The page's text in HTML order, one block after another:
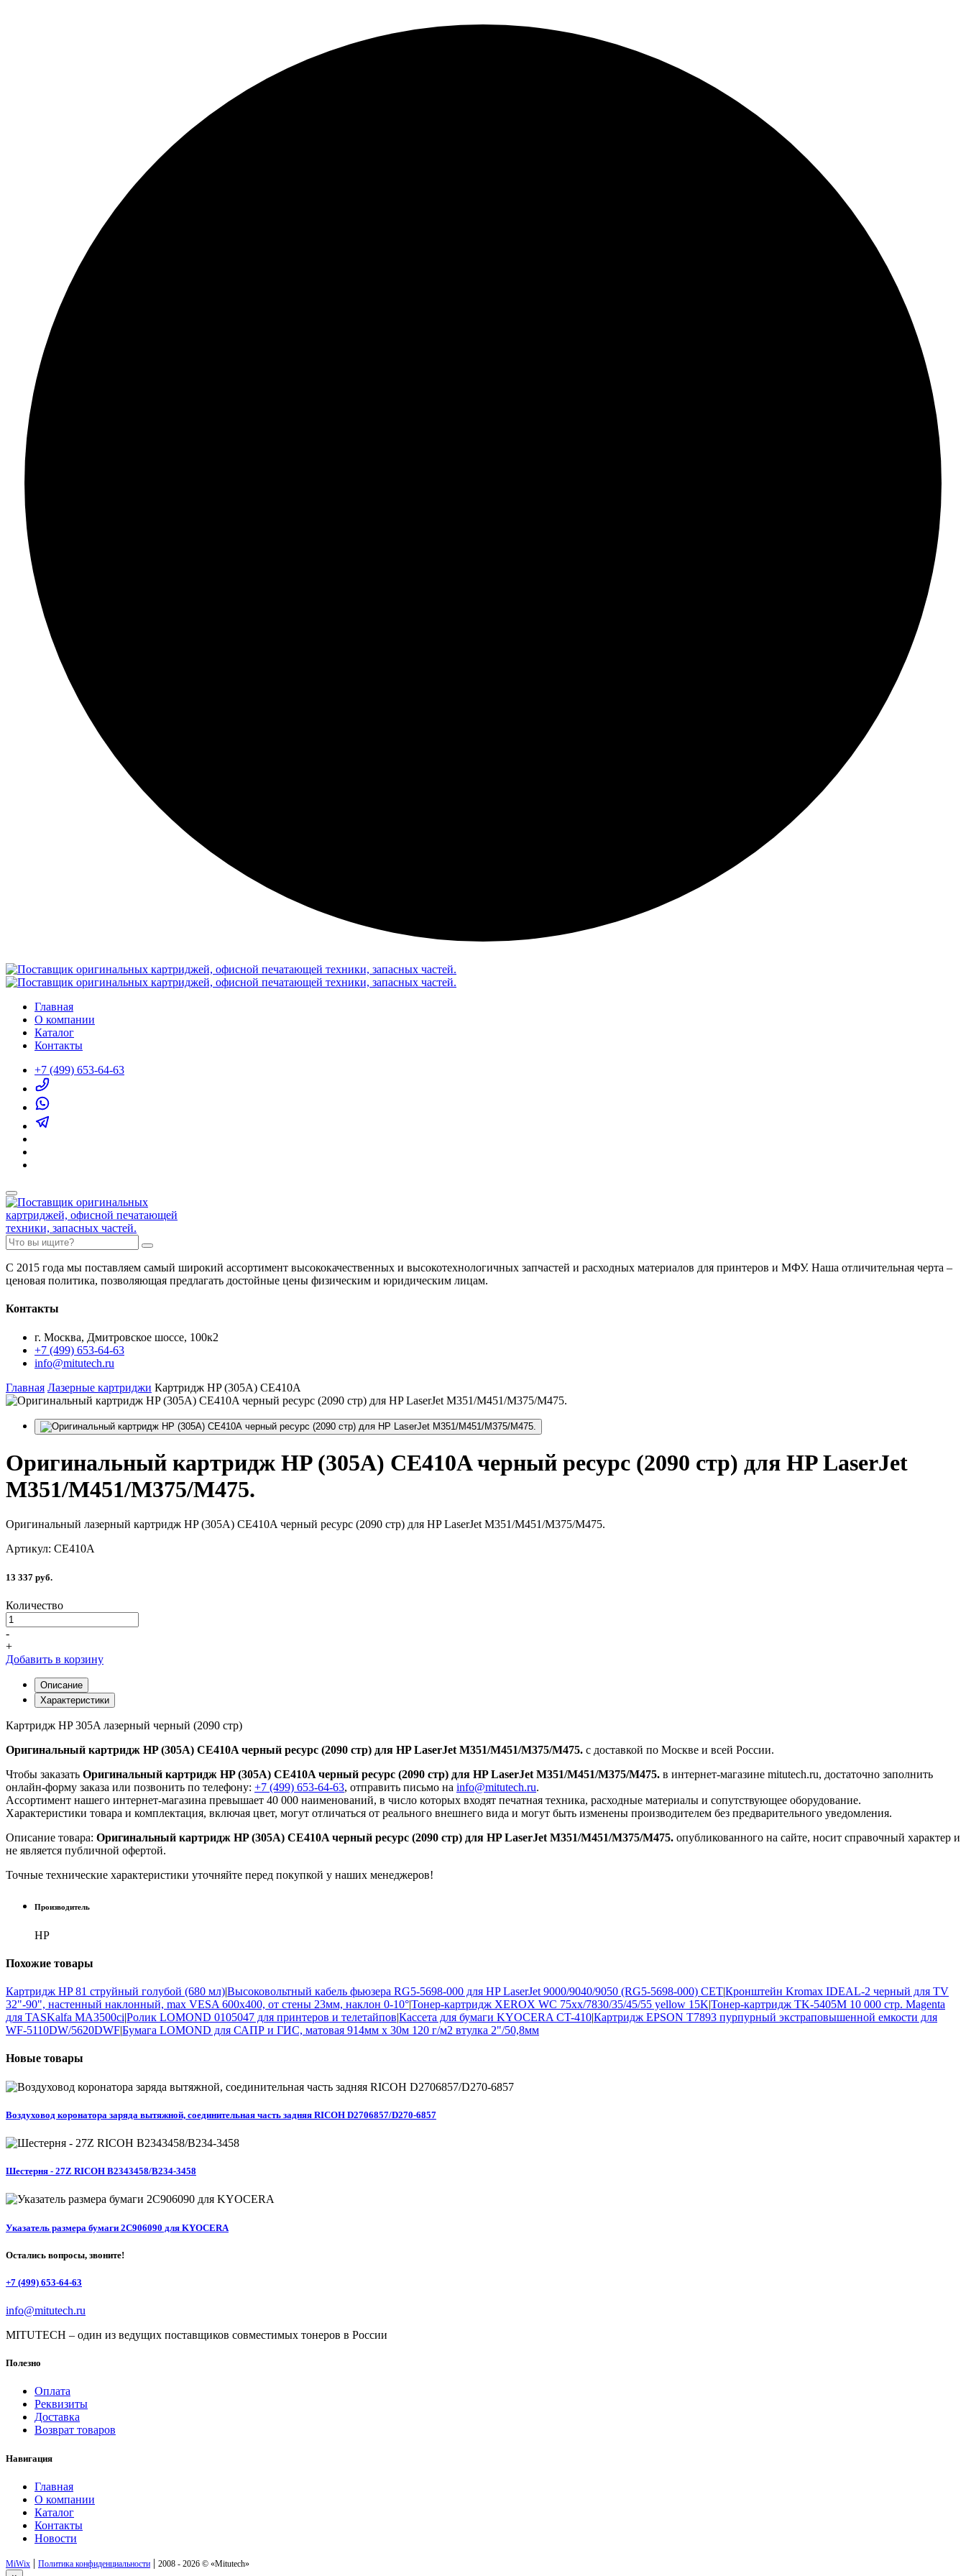
Главная
О компании
Каталог
Контакты
+7 (499) 653-64-63
С 2015 года мы поставляем самый широкий ассортимент высококачественных и высокотехнологичных запчастей и расходных материалов для принтеров и МФУ. Наша отличительная черта –
ценовая политика, позволяющая предлагать достойные цены физическим и юридическим лицам.
Контакты
г. Москва, Дмитровское шоссе, 100к2
+7 (499) 653-64-63
info@mitutech.ru
Главная Лазерные картриджи Картридж HP (305A) CE410A
Оригинальный картридж HP (305A) CE410A черный ресурс (2090 стр) для HP LaserJet
M351/M451/M375/M475.
Оригинальный лазерный картридж HP (305A) CE410A черный ресурс (2090 стр) для HP LaserJet M351/M451/M375/M475.
Артикул: CE410A
13 337 руб.
Количество
-
+
Добавить в корзину
Описание
Характеристики
Картридж HP 305A лазерный черный (2090 стр)
Оригинальный картридж HP (305A) CE410A черный ресурс (2090 стр) для HP LaserJet M351/M451/M375/M475. с доставкой по Москве и всей России.
Чтобы заказать Оригинальный картридж HP (305A) CE410A черный ресурс (2090 стр) для HP LaserJet M351/M451/M375/M475. в интернет-магазине mitutech.ru, достаточно заполнить
онлайн-форму заказа или позвонить по телефону: +7 (499) 653-64-63, отправить письмо на info@mitutech.ru.
Ассортимент нашего интернет-магазина превышает 40 000 наименований, в число которых входят печатная техника, расходные материалы и сопутствующее оборудование.
Характеристики товара и комплектация, включая цвет, могут отличаться от реального внешнего вида и могут быть изменены производителем без предварительного уведомления.
Описание товара: Оригинальный картридж HP (305A) CE410A черный ресурс (2090 стр) для HP LaserJet M351/M451/M375/M475. опубликованного на сайте, носит справочный характер и
не является публичной офертой.
Точные технические характеристики уточняйте перед покупкой у наших менеджеров!
Производитель
HP
Похожие товары
Картридж HP 81 струйный голубой (680 мл)|Высоковольтный кабель фьюзера RG5-5698-000 для HP LaserJet 9000/9040/9050 (RG5-5698-000) CET|Кронштейн Kromax IDEAL-2 черный для TV
32"-90", настенный наклонный, max VESA 600x400, от стены 23мм, наклон 0-10°|Тонер-картридж XEROX WC 75xx/7830/35/45/55 yellow 15K|Тонер-картридж TK-5405M 10 000 стр. Magenta
для TASKalfa MA3500ci|Ролик LOMOND 0105047 для принтеров и телетайпов|Кассета для бумаги KYOCERA CT-410|Картридж EPSON T7893 пурпурный экстраповышенной емкости для
WF-5110DW/5620DWF|Бумага LOMOND для САПР и ГИС, матовая 914мм х 30м 120 г/м2 втулка 2"/50,8мм
Новые товары
Воздуховод коронатора заряда вытяжной, соединительная часть задняя RICOH D2706857/D270-6857
Шестерня - 27Z RICOH B2343458/B234-3458
Указатель размера бумаги 2C906090 для KYOCERA
Остались вопросы, звоните!
+7 (499) 653-64-63
info@mitutech.ru
MITUTECH – один из ведущих поставщиков совместимых тонеров в России
Полезно
Оплата
Реквизиты
Доставка
Возврат товаров
Навигация
Главная
О компании
Каталог
Контакты
Новости
MiWix | Политика конфиденциальности | 2008 - 2026 © «Mitutech»